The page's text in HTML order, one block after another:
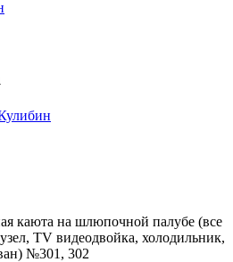
каюта на шлюпочной палубе (все
TV видеодвойка, холодильник,
№301, 302